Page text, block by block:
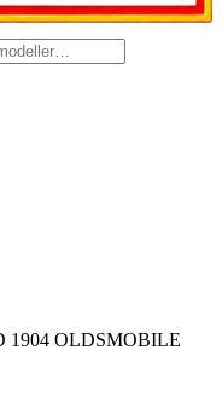
1904 OLDSMOBILE